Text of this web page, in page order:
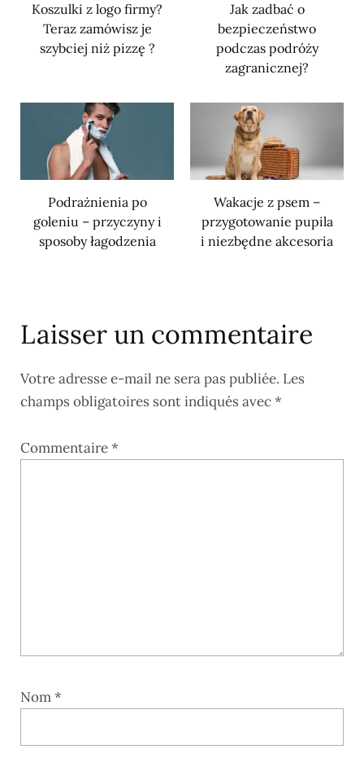
Koszulki z logo firmy?
Teraz zamówisz je
szybciej niż pizzę ?
Jak zadbać o
bezpieczeństwo
podczas podróży
zagranicznej?
Podrażnienia po
goleniu – przyczyny i
sposoby łagodzenia
Wakacje z psem –
przygotowanie pupila
i niezbędne akcesoria
Laisser un commentaire
Votre adresse e-mail ne sera pas publiée. Les
champs obligatoires sont indiqués avec*
Commentaire*
Nom*